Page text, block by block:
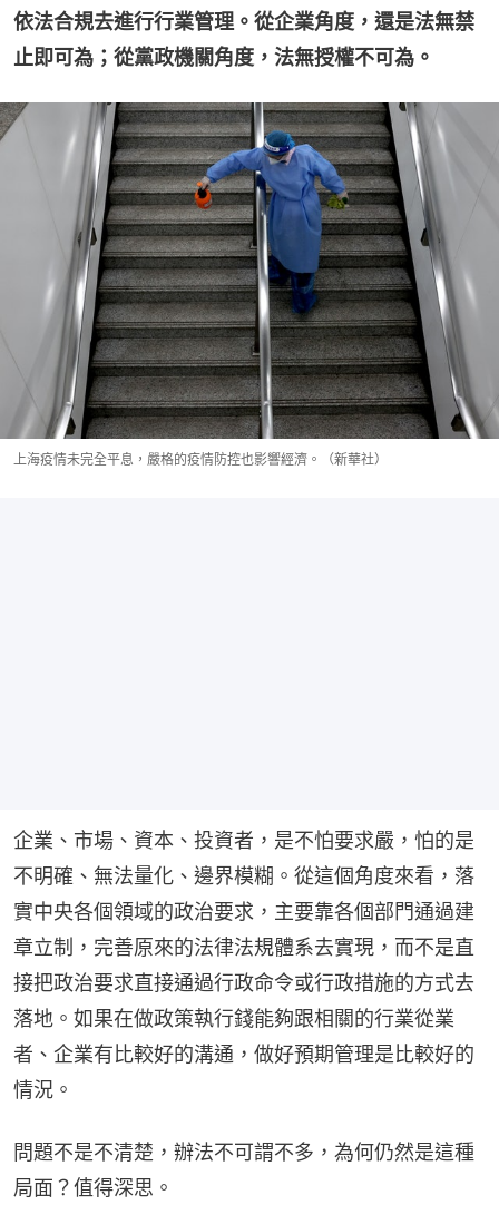
依法合規去進行行業管理。從企業角度，還是法無禁
止即可為；從黨政機關角度，法無授權不可為。
上海疫情未完全平息，嚴格的疫情防控也影響經濟。（新華社）
企業、市場、資本、投資者，是不怕要求嚴，怕的是
不明確、無法量化、邊界模糊。從這個角度來看，落
實中央各個領域的政治要求，主要靠各個部門通過建
章立制，完善原來的法律法規體系去實現，而不是直
接把政治要求直接通過行政命令或行政措施的方式去
落地。如果在做政策執行錢能夠跟相關的行業從業
者、企業有比較好的溝通，做好預期管理是比較好的
情況。
問題不是不清楚，辦法不可謂不多，為何仍然是這種
局面？值得深思。